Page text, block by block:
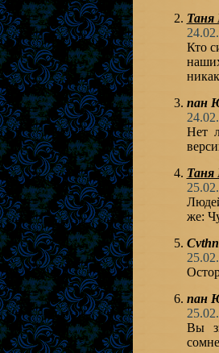
Таня
Кто
пан
Нет
Таня
же:
пан
Вы